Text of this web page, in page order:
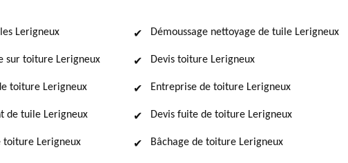
Lerigneux
sur toiture Lerigneux
toiture Lerigneux
de tuile Lerigneux
toiture Lerigneux
Démoussage nettoyage de tuile Lerigneux
Devis toiture Lerigneux
Entreprise de toiture Lerigneux
Devis fuite de toiture Lerigneux
Bâchage de toiture Lerigneux